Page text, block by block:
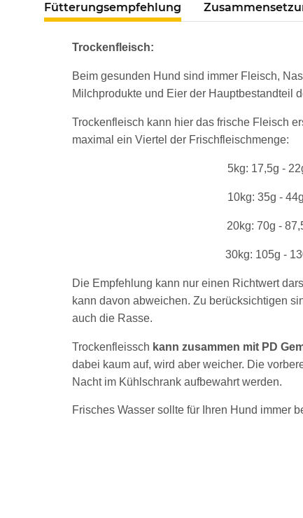
Fütterungsempfehlung
Trockenfleisch:
Beim gesunden Hund sind immer Fleisch,
Milchprodukte und Eier der Hauptbestandteil
Trockenfleisch kann hier das frische Fleisch
maximal ein Viertel der Frischfleischmenge:
5kg: 17,5g -
10kg: 35g - 44g
20kg: 70g -
30kg: 105g -
Die Empfehlung kann nur einen Richtwert
kann davon abweichen. Zu berücksichtigen
auch die Rasse.
Trockenfleissch kann zusammen mit PD
dabei kaum auf, wird aber weicher. Die
Nacht im Kühlschrank aufbewahrt werden.
Frisches Wasser sollte für Ihren Hund immer